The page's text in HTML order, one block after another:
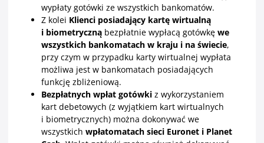
wypłaty gotówki ze wszystkich bankomatów.
Z kolei Klienci posiadający kartę wirtualną
i biometryczną bezpłatnie wypłacą gotówkę we
wszystkich bankomatach w kraju i na świecie,
przy czym w przypadku karty wirtualnej wypłata
możliwa jest w bankomatach posiadających
funkcję zbliżeniową.
Bezpłatnych wpłat gotówki z wykorzystaniem
kart debetowych (z wyjątkiem kart wirtualnych
i biometrycznych) można dokonywać we
wszystkich wpłatomatach sieci Euronet i Planet